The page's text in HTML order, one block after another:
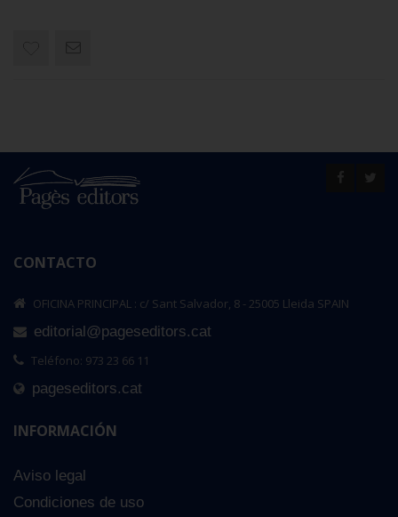
CONTACTO
OFICINA PRINCIPAL : c/ Sant Salvador, 8 - 25005 Lleida SPAIN
editorial@pageseditors.cat
Teléfono: 973 23 66 11
pageseditors.cat
INFORMACIÓN
Aviso legal
Condiciones de uso